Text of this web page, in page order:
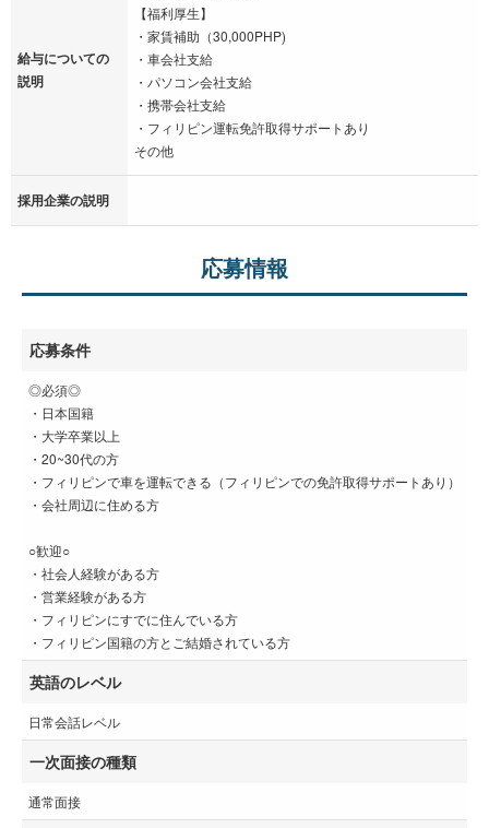
給与についての
説明
【福利厚生】
・家賃補助（30,000PHP)
・車会社支給
・パソコン会社支給
・携帯会社支給
・フィリピン運転免許取得サポートあり
その他
採用企業の説明
応募情報
応募条件
◎必須◎
・日本国籍
・大学卒業以上
・20~30代の方
・フィリピンで車を運転できる（フィリピンでの免許取得サポートあり）
・会社周辺に住める方
○歓迎○
・社会人経験がある方
・営業経験がある方
・フィリピンにすでに住んでいる方
・フィリピン国籍の方とご結婚されている方
英語のレベル
日常会話レベル
一次面接の種類
通常面接